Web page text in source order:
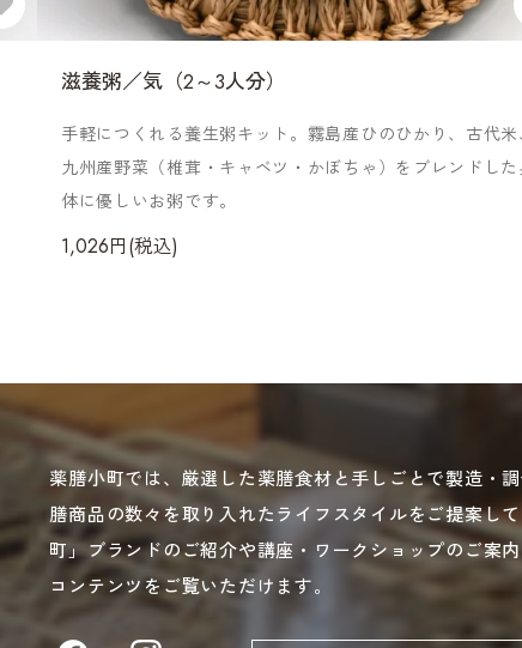
滋養粥／気（2～3人分）
手軽につくれる養生粥キット。霧島産ひのひかり、古代米
九州産野菜（椎茸・キャベツ・かぼちゃ）をブレンドした
体に優しいお粥です。
1,026円(税込)
薬膳小町では、厳選した薬膳食材と手しごとで製造・
膳商品の数々を取り入れたライフスタイルをご提案し
町」ブランドのご紹介や講座・ワークショップのご案
コンテンツをご覧いただけます。